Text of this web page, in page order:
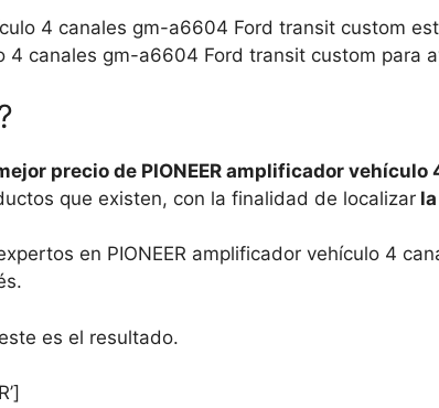
4 canales gm-a6604 Ford transit custom
4 canales gm-a6604 Ford transit custom para
precio de PIONEER amplificador
que existen, con la finalidad de localizar
en PIONEER amplificador vehículo 4
es el resultado.